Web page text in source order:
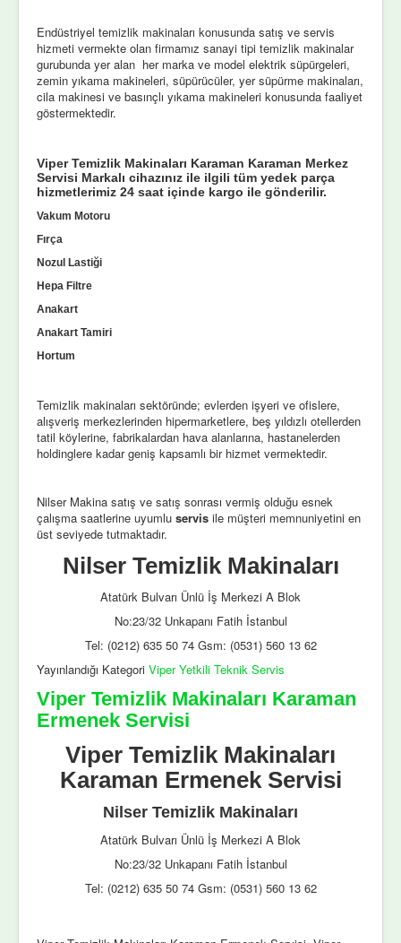
Endüstriyel temizlik makinaları konusunda satış ve servis
hizmeti vermekte olan firmamız sanayi tipi temizlik makinalar
gurubunda yer alan her marka ve model elektrik süpürgeleri,
zemin yıkama makineleri, süpürücüler, yer süpürme makinaları,
cila makinesi ve basınçlı yıkama makineleri konusunda faaliyet
göstermektedir.
Viper Temizlik Makinaları Karaman Karaman Merkez
Servisi Markalı cihazınız ile ilgili tüm yedek parça
hizmetlerimiz 24 saat içinde kargo ile gönderilir.
Vakum Motoru
Fırça
Nozul Lastiği
Hepa Filtre
Anakart
Anakart Tamiri
Hortum
Temizlik makinaları sektöründe; evlerden işyeri ve ofislere,
alışveriş merkezlerinden hipermarketlere, beş yıldızlı otellerden
tatil köylerine, fabrikalardan hava alanlarına, hastanelerden
holdinglere kadar geniş kapsamlı bir hizmet vermektedir.
Nilser Makina satış ve satış sonrası vermiş olduğu esnek
çalışma saatlerine uyumlu servis ile müşteri memnuniyetini en
üst seviyede tutmaktadır.
Nilser Temizlik Makinaları
Atatürk Bulvarı Ünlü İş Merkezi A Blok
No:23/32 Unkapanı Fatih İstanbul
Tel: (0212) 635 50 74 Gsm: (0531) 560 13 62
Yayınlandığı Kategori Viper Yetkili Teknik Servis
Viper Temizlik Makinaları Karaman
Ermenek Servisi
Viper Temizlik Makinaları
Karaman Ermenek Servisi
Nilser Temizlik Makinaları
Atatürk Bulvarı Ünlü İş Merkezi A Blok
No:23/32 Unkapanı Fatih İstanbul
Tel: (0212) 635 50 74 Gsm: (0531) 560 13 62